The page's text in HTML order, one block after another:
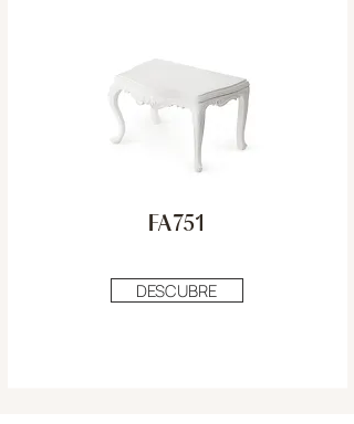
DESCUBRE
FA751